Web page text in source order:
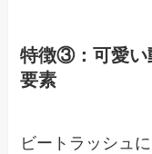
特徴③：可愛い
要素
ビートラッシュ